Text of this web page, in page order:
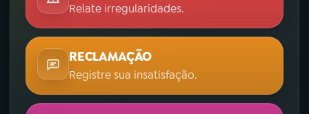
Relate irregularidades.
RECLAMAÇÃO
Registre sua insatisfação.